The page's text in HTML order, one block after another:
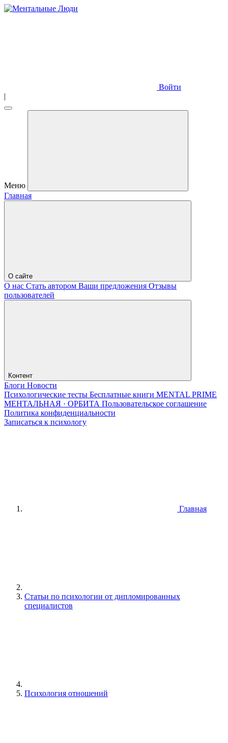
Войти
|
Меню
Главная
О сайте
О нас Стать автором Ваши предложения Отзывы
пользователей
Контент
Блоги Новости
Психологические тесты Бесплатные книги MENTAL PRIME
МЕНТАЛЬНАЯ · ОРБИТА Пользовательское соглашение
Политика конфиденциальности
Записаться к психологу
Главная
Статьи по психологии от дипломированных
специалистов
Психология отношений